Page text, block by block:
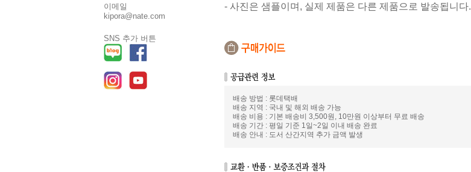
이메일
kipora@nate.com
SNS 추가 버튼
- 사진은 샘플이며, 실제 제품은 다른 제품으로 발송됩니다.
배송 방법 : 롯데택배
배송 지역 : 국내 및 해외 배송 가능
배송 비용 : 기본 배송비 3,500원, 10만원 이상부터 무료 배송
배송 기간 : 평일 기준 1일~2일 이내 배송 완료
배송 안내 : 도서 산간지역 추가 금액 발생